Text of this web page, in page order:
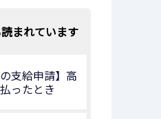
まれています
支給申請】高
ったとき